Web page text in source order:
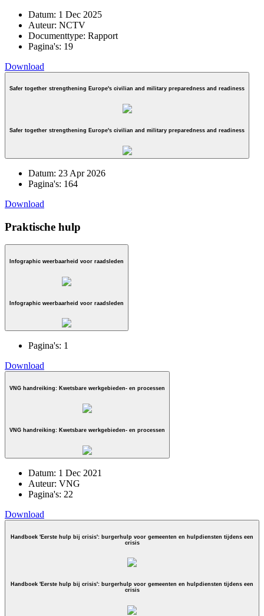
Datum: 1 Dec 2025
Auteur: NCTV
Documenttype: Rapport
Pagina's: 19
Download
Safer together strengthening Europe's civilian and military preparedness and readiness
Safer together strengthening Europe's civilian and military preparedness and readiness
Datum: 23 Apr 2026
Pagina's: 164
Download
Praktische hulp
Infographic weerbaarheid voor raadsleden
Infographic weerbaarheid voor raadsleden
Pagina's: 1
Download
VNG handreiking: Kwetsbare werkgebieden- en processen
VNG handreiking: Kwetsbare werkgebieden- en processen
Datum: 1 Dec 2021
Auteur: VNG
Pagina's: 22
Download
Handboek 'Eerste hulp bij crisis': burgerhulp voor gemeenten en hulpdiensten tijdens een
crisis
Handboek 'Eerste hulp bij crisis': burgerhulp voor gemeenten en hulpdiensten tijdens een
crisis